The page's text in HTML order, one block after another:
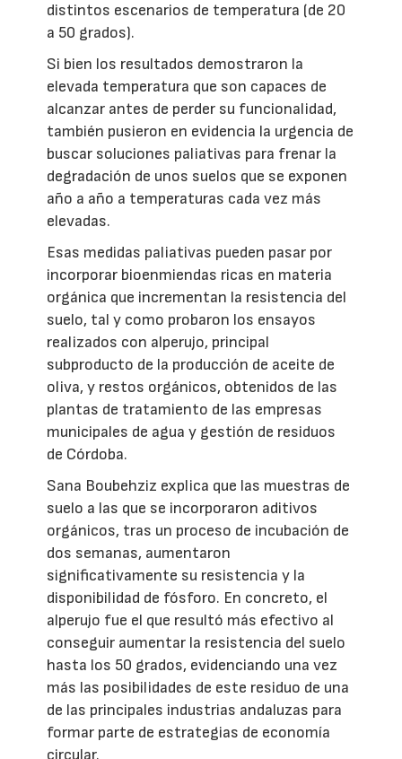
distintos escenarios de temperatura (de 20
a 50 grados).
Si bien los resultados demostraron la
elevada temperatura que son capaces de
alcanzar antes de perder su funcionalidad,
también pusieron en evidencia la urgencia de
buscar soluciones paliativas para frenar la
degradación de unos suelos que se exponen
año a año a temperaturas cada vez más
elevadas.
Esas medidas paliativas pueden pasar por
incorporar bioenmiendas ricas en materia
orgánica que incrementan la resistencia del
suelo, tal y como probaron los ensayos
realizados con alperujo, principal
subproducto de la producción de aceite de
oliva, y restos orgánicos, obtenidos de las
plantas de tratamiento de las empresas
municipales de agua y gestión de residuos
de Córdoba.
Sana Boubehziz explica que las muestras de
suelo a las que se incorporaron aditivos
orgánicos, tras un proceso de incubación de
dos semanas, aumentaron
significativamente su resistencia y la
disponibilidad de fósforo. En concreto, el
alperujo fue el que resultó más efectivo al
conseguir aumentar la resistencia del suelo
hasta los 50 grados, evidenciando una vez
más las posibilidades de este residuo de una
de las principales industrias andaluzas para
formar parte de estrategias de economía